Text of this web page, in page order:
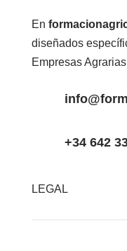
En
diseñados
Empresas
+34 642
LEGAL